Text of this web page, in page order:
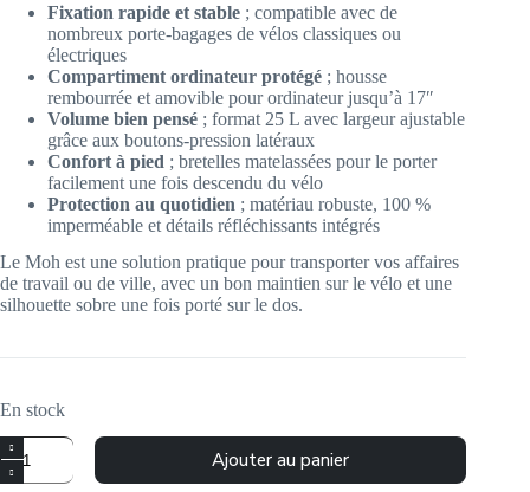
Fixation rapide et stable ; compatible avec de
nombreux porte-bagages de vélos classiques ou
électriques
Compartiment ordinateur protégé ; housse
rembourrée et amovible pour ordinateur jusqu’à 17″
Volume bien pensé ; format 25 L avec largeur ajustable
grâce aux boutons-pression latéraux
Confort à pied ; bretelles matelassées pour le porter
facilement une fois descendu du vélo
Protection au quotidien ; matériau robuste, 100 %
imperméable et détails réfléchissants intégrés
Le Moh est une solution pratique pour transporter vos affaires
de travail ou de ville, avec un bon maintien sur le vélo et une
silhouette sobre une fois porté sur le dos.
En stock
quantité
de
Sac
Ajouter au panier